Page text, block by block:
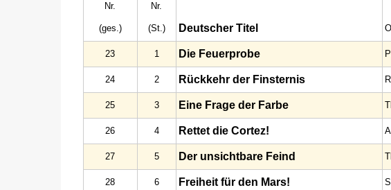
Nr.
(ges.)
Nr.
(St.) Deutscher Titel
23 1 Die Feuerprobe
24 2 Rückkehr der Finsternis
25 3 Eine Frage der Farbe
26 4 Rettet die Cortez!
27 5 Der unsichtbare Feind
28 6 Freiheit für den Mars!